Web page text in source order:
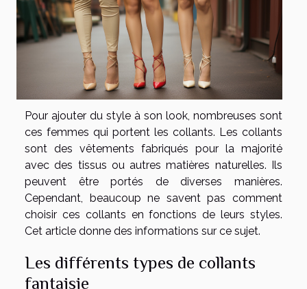
Pour ajouter du style à son look, nombreuses sont
ces femmes qui portent les collants. Les collants
sont des vêtements fabriqués pour la majorité
avec des tissus ou autres matières naturelles. Ils
peuvent être portés de diverses manières.
Cependant, beaucoup ne savent pas comment
choisir ces collants en fonctions de leurs styles.
Cet article donne des informations sur ce sujet.
Les différents types de collants
fantaisie